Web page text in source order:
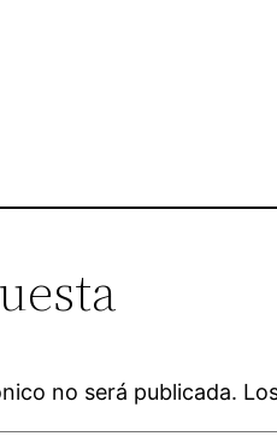
no será publicada.